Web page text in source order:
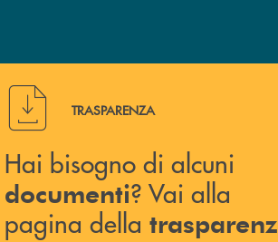
Hai bisogno di alcuni documenti ? Vai
TRASPARENZA
Hai bisogno di alcuni
documenti? Vai alla
pagina della